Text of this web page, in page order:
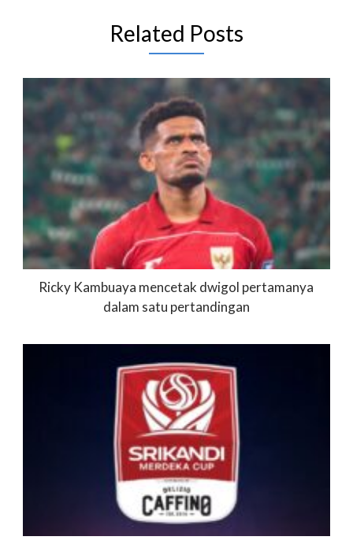
Related Posts
Ricky Kambuaya mencetak dwigol pertamanya
dalam satu pertandingan